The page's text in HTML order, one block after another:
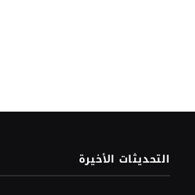
التحديثات الأخيرة